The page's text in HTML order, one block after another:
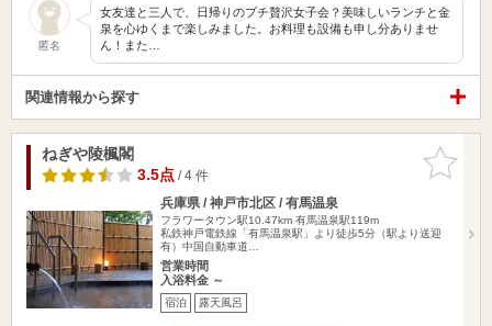
匿名
女友達と三人で、日帰りのプチ贅沢女子会？美味しいランチと金
泉を心ゆくまで楽しみました。お料理も設備も申し分ありませ
ん！また…
関連情報から探す
お気に入
りに追加
ねぎや陵楓閣
3.5点/ 4 件
兵庫県 / 神戸市北区 / 有馬温泉
フラワータウン駅10.47km 有馬温泉駅119m
私鉄神戸電鉄線「有馬温泉駅」より徒歩5分（駅より送迎
有）中国自動車道…
営業時間
入浴料金 ～
宿泊 露天風呂